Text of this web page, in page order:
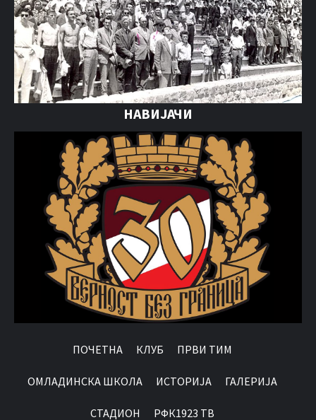
НАВИЈАЧИ
ПОЧЕТНА КЛУБ ПРВИ ТИМ
OМЛАДИНСКА ШКОЛА ИСТОРИЈА ГАЛЕРИЈА
СТАДИОН РФК1923 ТВ